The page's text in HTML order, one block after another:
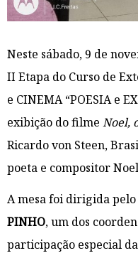
Neste sábado, 9 de
II Etapa do Curso de
e CINEMA “POESIA e
exibição do filme Noel,
Ricardo von Steen,
poeta e compositor Noel
A mesa foi dirigida pelo
PINHO, um dos
participação especial da